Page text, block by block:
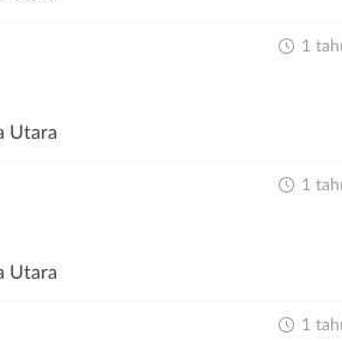
Utara
1
Utara
1
1